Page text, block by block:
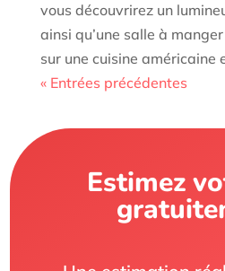
vous découvrirez un
ainsi qu’une salle à
sur une cuisine américaine
« Entrées précédentes
Estimez